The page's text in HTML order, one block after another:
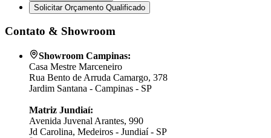
Solicitar Orçamento Qualificado
Contato & Showroom
Showroom Campinas:
Casa Mestre Marceneiro
Rua Bento de Arruda Camargo, 378
Jardim Santana - Campinas - SP
Matriz Jundiaí:
Avenida Juvenal Arantes, 990
Jd Carolina, Medeiros - Jundiaí - SP